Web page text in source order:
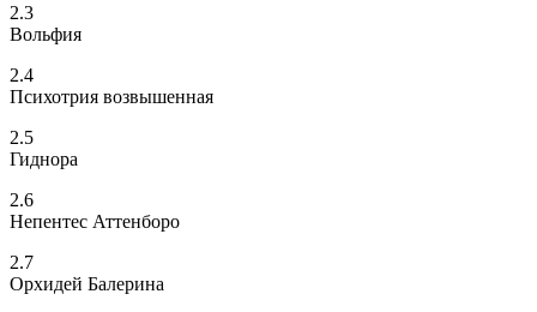
2.3
Вольфия
2.4
Психотрия возвышенная
2.5
Гиднора
2.6
Непентес Аттенборо
2.7
Орхидей Балерина